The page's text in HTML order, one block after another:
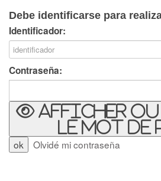
Debe identificarse para
Identificador:
Contraseña:
Afficher ou
le mot de
Olvidé mi contraseña